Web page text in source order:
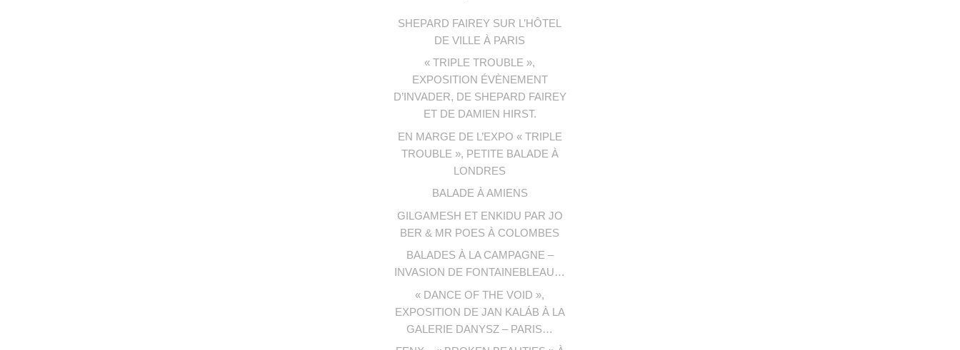
SHEPARD FAIREY SUR L’HÔTEL
DE VILLE À PARIS
« TRIPLE TROUBLE »,
EXPOSITION ÉVÈNEMENT
D’INVADER, DE SHEPARD FAIREY
ET DE DAMIEN HIRST.
EN MARGE DE L’EXPO « TRIPLE
TROUBLE », PETITE BALADE À
LONDRES
BALADE À AMIENS
GILGAMESH ET ENKIDU PAR JO
BER & MR POES À COLOMBES
BALADES À LA CAMPAGNE –
INVASION DE FONTAINEBLEAU…
« DANCE OF THE VOID »,
EXPOSITION DE JAN KALÁB À LA
GALERIE DANYSZ – PARIS…